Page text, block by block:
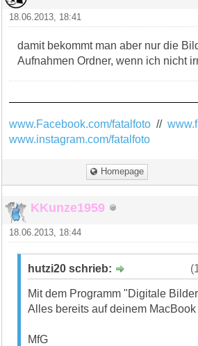
18.06.2013, 18:41
damit bekommt man aber nur die
Aufnahmen Ordner, wenn ich nicht
www.Facebook.com/fatalfoto //
www.instagram.com/fatalfoto
Homepage
KKunze1959
18.06.2013, 18:44
hutzi20 schrieb:
Mit dem Programm "Digitale
Alles bereits auf deinem MacBook
MfG